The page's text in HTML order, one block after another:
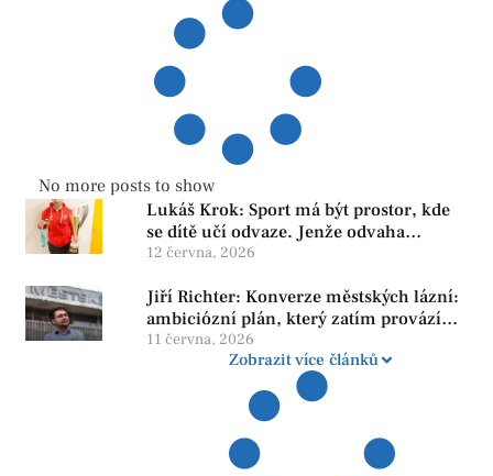
No more posts to show
Lukáš Krok: Sport má být prostor, kde
se dítě učí odvaze. Jenže odvaha
neroste tam, kde se bojí udělat chybu.
12 června, 2026
Jiří Richter: Konverze městských lázní:
ambiciózní plán, který zatím provází
více otazníků než jistot
11 června, 2026
Zobrazit více článků